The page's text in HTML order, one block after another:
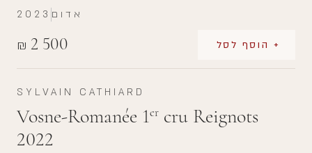
₪ 2 500 + הוסף לסל
2023 אדום
SYLVAIN CATHIARD
Vosne-Romanée 1er cru Reignots
2022